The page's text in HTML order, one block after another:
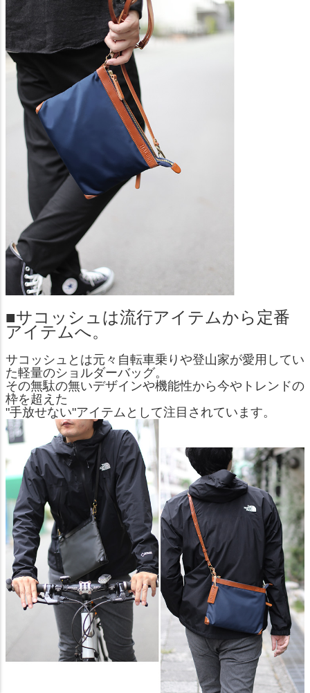
■サコッシュは流行アイテムから定番
アイテムへ。
サコッシュとは元々自転車乗りや登山家が愛用してい
た軽量のショルダーバッグ。
その無駄の無いデザインや機能性から今やトレンドの
枠を超えた
"手放せない"アイテムとして注目されています。